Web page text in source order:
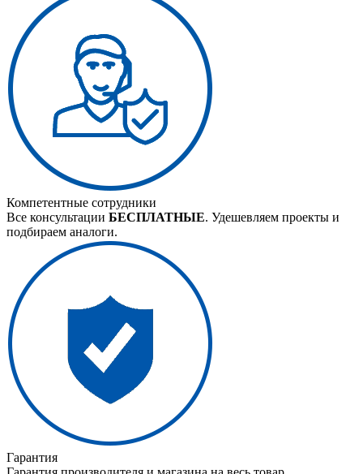
Компетентные сотрудники
Все консультации БЕСПЛАТНЫЕ. Удешевляем проекты и
подбираем аналоги.
Гарантия